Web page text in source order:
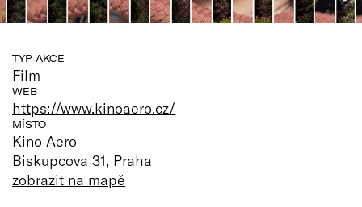
TYP AKCE
Film
WEB
https://www.kinoaero.cz/
MÍSTO
Kino Aero
Biskupcova 31, Praha
zobrazit na mapě